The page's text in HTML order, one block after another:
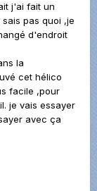
j'ai fait un
pas quoi ,je
d'endroit
la
cet hélico
facile ,pour
je vais essayer
avec ça